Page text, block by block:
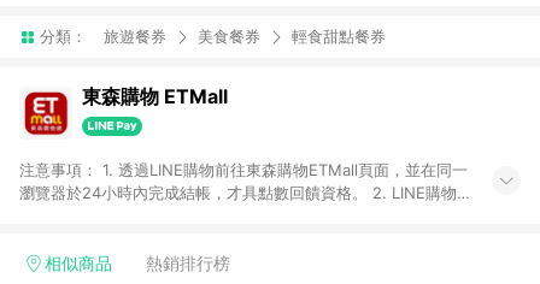
分類： 旅遊餐券 美食餐券 輕食甜點餐券
東森購物 ETMall
注意事項： 1. 透過LINE購物前往東森購物ETMall頁面，並在同一
瀏覽器於24小時內完成結帳，才具點數回饋資格。 2. LINE購物
單，皆不在點數回饋範圍內。 3. 如購買以下類別商品，將無法獲
相似商品 熱銷排行榜